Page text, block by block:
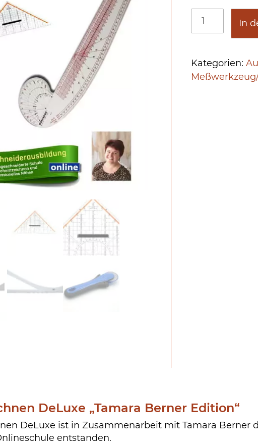
Paket
Berner
Edition"
In
Kategorien:
DeLuxe „Tamara Berner Edition“
DeLuxe ist in Zusammenarbeit mit Tamara Berner
entstanden.